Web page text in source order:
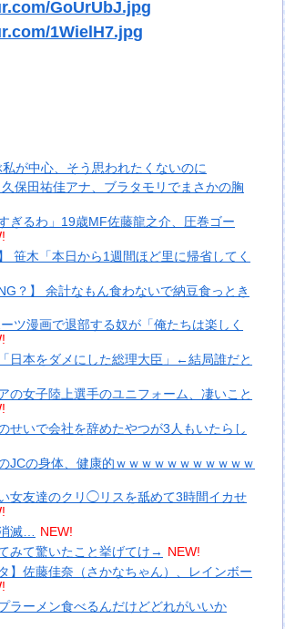
GoUrUbJ.jpg
1WielH7.jpg
が中心、そう思われたくないのに
久保田祐佳アナ、ブラタモリでまさかの胸
ぎるわ」19歳MF佐藤龍之介、圧巻ゴー
笹木「本日から1週間ほど里に帰省してく
？】 余計なもん食わないで納豆食っとき
ーツ漫画で退部する奴が「俺たちは楽しく
日本をダメにした総理大臣」←結局誰だと
の女子陸上選手のユニフォーム、凄いこと
せいで会社を辞めたやつが3人もいたらし
JCの身体、健康的ｗｗｗｗｗｗｗｗｗｗｗ
い女友達のクリ◯リスを舐めて3時間イカせ
滅… NEW!
みて驚いたこと挙げてけ→ NEW!
】佐藤佳奈（さかなちゃん）、レインボー
ラーメン食べるんだけどどれがいいか